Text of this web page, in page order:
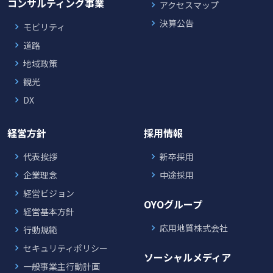
コンサルティング事業
モビリティ
道路
地域政策
観光
DX
アクセスマップ
決算公告
経営方針
代表挨拶
企業理念
経営ビジョン
経営基本方針
行動規範
セキュリティポリシー
一般事業主行動計画
採用情報
新卒採用
中途採用
OYOグループ
応用地質株式会社
ソーシャルメディア